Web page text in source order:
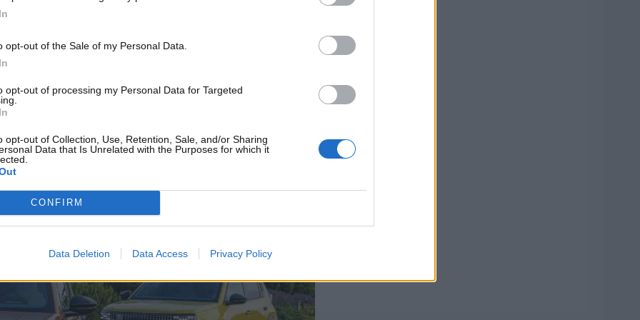
opt-out of the Sale of my Personal Data.
opt-out of processing my Personal Data for Targeted
opt-out of Collection, Use, Retention, Sale, and/or Sharing
Data that Is Unrelated with the Purposes for which it
CONFIRM
Data Deletion Data Access Privacy Policy
sulla presentazione dell’auto.
l’obiettivo di far colpo su tutti
alla Fiat di far scoprire a tutti la propria nuova
tratta di un SUV altamente compatto e spazioso,
1 della casa automobilistica – anche con il nome di